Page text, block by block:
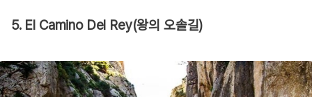
5. El Camino Del Rey(왕의 오솔길)